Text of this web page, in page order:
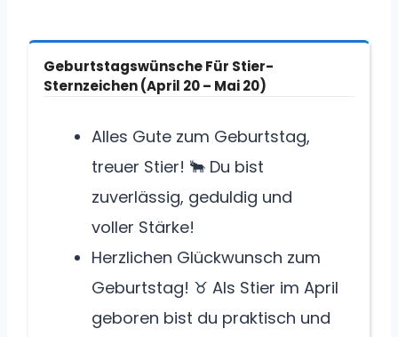
Geburtstagswünsche Für Stier-
Sternzeichen (April 20 – Mai 20)
Alles Gute zum Geburtstag,
treuer Stier! 🐂 Du bist
zuverlässig, geduldig und
voller Stärke!
Herzlichen Glückwunsch zum
Geburtstag! ♉ Als Stier im April
geboren bist du praktisch und